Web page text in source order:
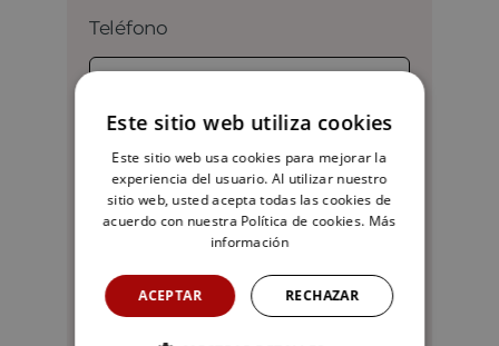
Teléfono
E-mail*
¿Qué necesitas?
Este sitio web utiliza cookies
Este sitio web usa cookies para mejorar la
experiencia del usuario. Al utilizar nuestro
sitio web, usted acepta todas las cookies de
acuerdo con nuestra Política de cookies. Más
información
ACEPTAR RECHAZAR